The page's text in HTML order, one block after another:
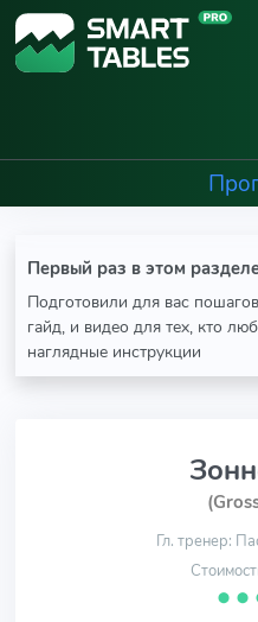
Первый раз в этом
Подготовили для вас
гайд, и видео для тех, кто
наглядные инструкции
Гл. тренер:
⬤ ⬤